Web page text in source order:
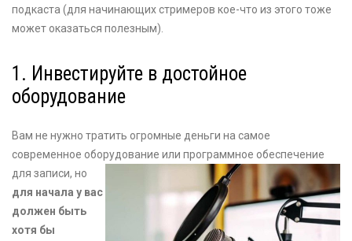
подкаста (для начинающих стримеров кое-что из этого тоже
может оказаться полезным).
1. Инвестируйте в достойное
оборудование
Вам не нужно тратить огромные деньги на самое
современное оборудование или программное обеспечение
для записи, но
для начала у вас
должен быть
хотя бы